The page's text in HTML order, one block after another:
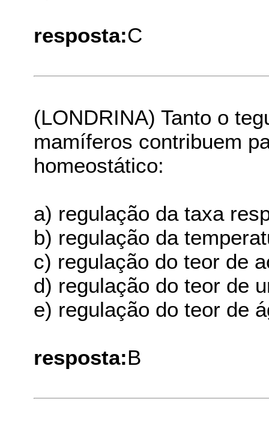
resposta:C
(LONDRINA) Tanto o
mamíferos contribuem
homeostático:
a) regulação da taxa
b) regulação da
c) regulação do teor de
d) regulação do teor de
e) regulação do teor de
resposta:B